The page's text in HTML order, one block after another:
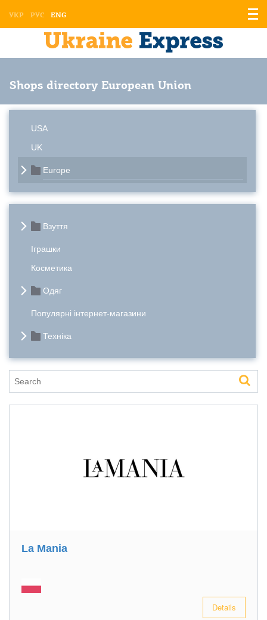
УКР РУС ENG
Shops directory European Union
USA
UK
Europe
Взуття
Іграшки
Косметика
Одяг
Популярні інтернет-магазини
Техніка
La Mania
Details